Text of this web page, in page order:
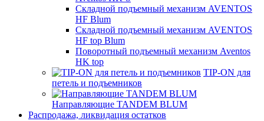
Складной подъемный механизм AVENTOS
HF Blum
Складной подъемный механизм AVENTOS
HF top Blum
Поворотный подъемный механизм Aventos
HK top
TIP-ON для
петель и подъемников
Направляющие TANDEM BLUM
Распродажа, ликвидация остатков